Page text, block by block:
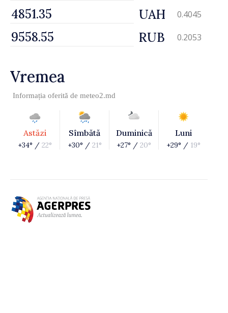
UAH 0.4045
RUB 0.2053
Vremea
Informația oferită de meteo2.md
Astăzi
+34° / 22°
Sîmbătă
+30° / 21°
Duminică
+27° / 20°
Luni
+29° / 19°